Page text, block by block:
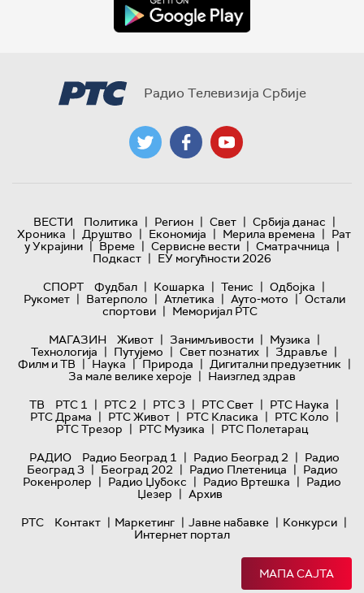
Радио Телевизија Србије
ВЕСТИ Политика | Регион | Свет | Србија данас |
Хроника | Друштво | Економија | Мерила времена | Рат
у Украјини | Време | Сервисне вести | Сматрачница |
Подкаст | ЕУ могућности 2026
СПОРТ
Фудбал | Кошарка | Тенис | Одбојка |
Рукомет | Ватерполо | Атлетика | Ауто-мото | Остали
спортови | Меморијал РТС
МАГАЗИН
Живот | Занимљивости | Музика |
Технологијa | Путујемо | Свет познатих | Здравље |
Филм и ТВ | Наука | Природа | Дигитални предузетник |
За мале велике хероје | Наизглед здрав
ТВ
РТС 1 | РТС 2 | РТС 3 | РТС Свет | РТС Наука |
РТС Драма | РТС Живот | РТС Класика | РТС Коло |
РТС Трезор | РТС Музика | РТС Полетарац
РАДИО
Радио Београд 1 | Радио Београд 2 | Радио
Београд 3 | Београд 202 | Радио Плетеница | Радио
Рокенролер | Радио Џубокс | Радио Вртешка | Радио
Џезер | Архив
РТС
Контакт | Маркетинг | Јавне набавке | Конкурси |
Интернет портал
МАПА САЈТА